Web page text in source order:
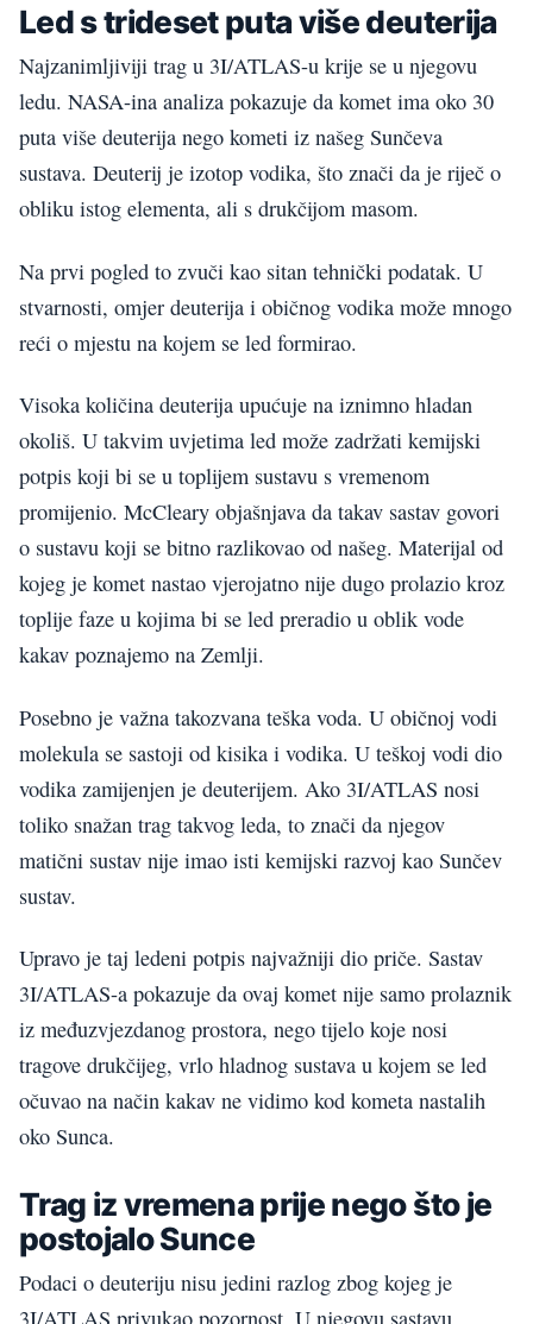
Led s trideset puta više deuterija
Najzanimljiviji trag u 3I/ATLAS-u krije se u njegovu
ledu. NASA-ina analiza pokazuje da komet ima oko 30
puta više deuterija nego kometi iz našeg Sunčeva
sustava. Deuterij je izotop vodika, što znači da je riječ o
obliku istog elementa, ali s drukčijom masom.
Na prvi pogled to zvuči kao sitan tehnički podatak. U
stvarnosti, omjer deuterija i običnog vodika može mnogo
reći o mjestu na kojem se led formirao.
Visoka količina deuterija upućuje na iznimno hladan
okoliš. U takvim uvjetima led može zadržati kemijski
potpis koji bi se u toplijem sustavu s vremenom
promijenio. McCleary objašnjava da takav sastav govori
o sustavu koji se bitno razlikovao od našeg. Materijal od
kojeg je komet nastao vjerojatno nije dugo prolazio kroz
toplije faze u kojima bi se led preradio u oblik vode
kakav poznajemo na Zemlji.
Posebno je važna takozvana teška voda. U običnoj vodi
molekula se sastoji od kisika i vodika. U teškoj vodi dio
vodika zamijenjen je deuterijem. Ako 3I/ATLAS nosi
toliko snažan trag takvog leda, to znači da njegov
matični sustav nije imao isti kemijski razvoj kao Sunčev
sustav.
Upravo je taj ledeni potpis najvažniji dio priče. Sastav
3I/ATLAS-a pokazuje da ovaj komet nije samo prolaznik
iz međuzvjezdanog prostora, nego tijelo koje nosi
tragove drukčijeg, vrlo hladnog sustava u kojem se led
očuvao na način kakav ne vidimo kod kometa nastalih
oko Sunca.
Trag iz vremena prije nego što je
postojalo Sunce
Podaci o deuteriju nisu jedini razlog zbog kojeg je
3I/ATLAS privukao pozornost. U njegovu sastavu